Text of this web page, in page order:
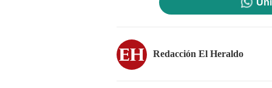
Redacción El Heraldo